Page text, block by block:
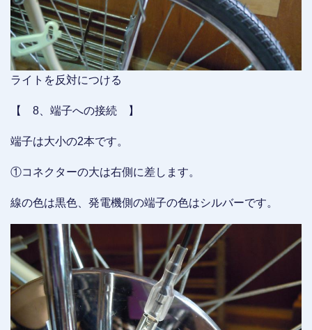
ライトを反対につける
【 8、端子への接続 】
端子は大小の2本です。
①コネクターの大は右側に差します。
線の色は黒色、発電機側の端子の色はシルバーです。